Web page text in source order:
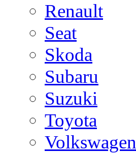
Renault
Seat
Skoda
Subaru
Suzuki
Toyota
Volkswagen